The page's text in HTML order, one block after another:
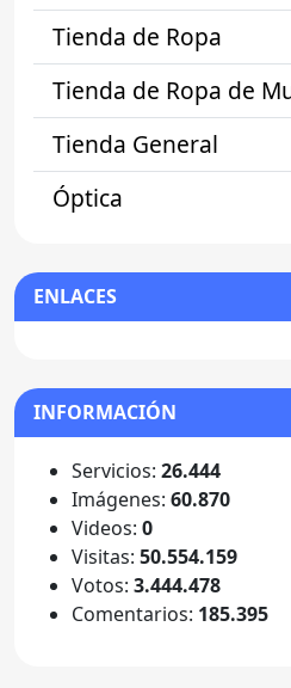
Tienda de Ropa
Tienda de Ropa de
Tienda General
Óptica
ENLACES
INFORMACIÓN
Servicios: 26.444
Imágenes: 60.870
Videos: 0
Visitas: 50.554.159
Votos: 3.444.478
Comentarios: 185.395